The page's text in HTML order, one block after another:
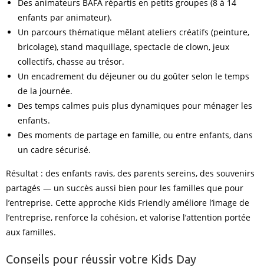
Des animateurs BAFA répartis en petits groupes (8 à 14
enfants par animateur).
Un parcours thématique mêlant ateliers créatifs (peinture,
bricolage), stand maquillage, spectacle de clown, jeux
collectifs, chasse au trésor.
Un encadrement du déjeuner ou du goûter selon le temps
de la journée.
Des temps calmes puis plus dynamiques pour ménager les
enfants.
Des moments de partage en famille, ou entre enfants, dans
un cadre sécurisé.
Résultat : des enfants ravis, des parents sereins, des souvenirs
partagés — un succès aussi bien pour les familles que pour
l’entreprise. Cette approche Kids Friendly améliore l’image de
l’entreprise, renforce la cohésion, et valorise l’attention portée
aux familles.
Conseils pour réussir votre Kids Day